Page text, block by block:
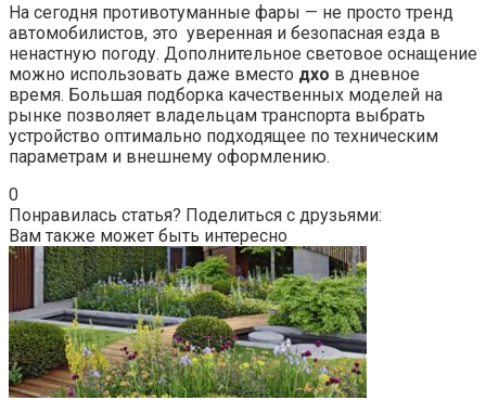
На сегодня противотуманные фары — не просто тренд
автомобилистов, это уверенная и безопасная езда в
ненастную погоду. Дополнительное световое оснащение
можно использовать даже вместо дхо в дневное
время. Большая подборка качественных моделей на
рынке позволяет владельцам транспорта выбрать
устройство оптимально подходящее по техническим
параметрам и внешнему оформлению.
0
Понравилась статья? Поделиться с друзьями:
Вам также может быть интересно